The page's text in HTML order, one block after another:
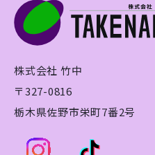
株式会社 竹中
〒327-0816
栃木県佐野市栄町7番2号